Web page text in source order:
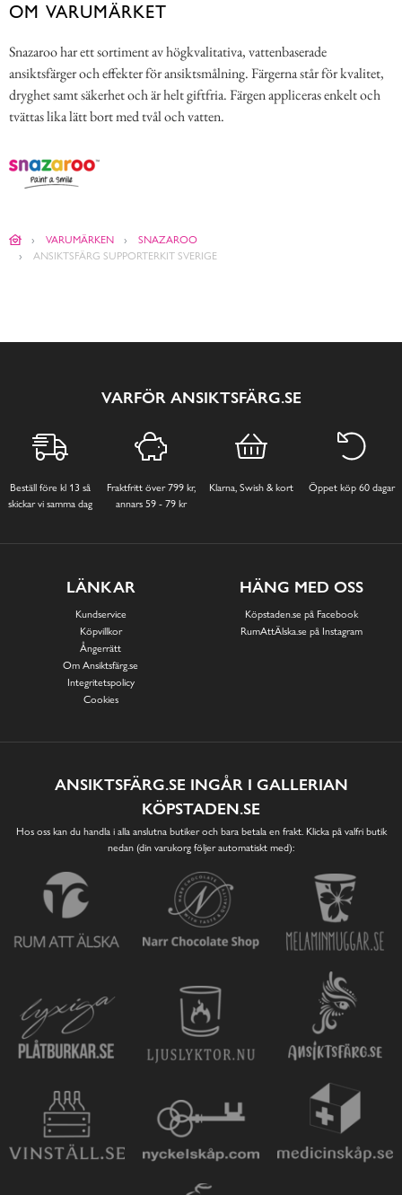
OM VARUMÄRKET
Snazaroo har ett sortiment av högkvalitativa, vattenbaserade
ansiktsfärger och effekter för ansiktsmålning. Färgerna står för kvalitet,
dryghet samt säkerhet och är helt giftfria. Färgen appliceras enkelt och
tvättas lika lätt bort med tvål och vatten.
VARUMÄRKEN
SNAZAROO
ANSIKTSFÄRG SUPPORTERKIT SVERIGE
VARFÖR ANSIKTSFÄRG.SE
Beställ före kl 13 så
skickar vi samma dag
Fraktfritt över 799 kr,
annars 59 - 79 kr
Klarna, Swish & kort Öppet köp 60 dagar
LÄNKAR
Kundservice
Köpvillkor
Ångerrätt
Om Ansiktsfärg.se
Integritetspolicy
Cookies
HÄNG MED OSS
Köpstaden.se på Facebook
RumAttÄlska.se på Instagram
ANSIKTSFÄRG.SE INGÅR I GALLERIAN
KÖPSTADEN.SE
Hos oss kan du handla i alla anslutna butiker och bara betala en frakt. Klicka på valfri butik
nedan (din varukorg följer automatiskt med):